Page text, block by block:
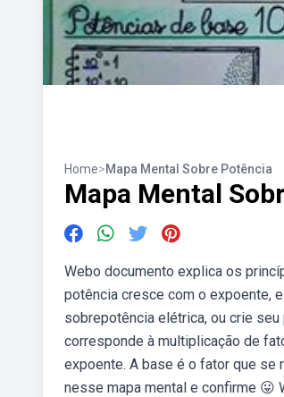
Home>Mapa Mental Sobre Potência
Mapa Mental
Webo documento explica os
potência cresce com o expoente,
sobrepotência elétrica, ou crie
corresponde à multiplicação de
expoente. A base é o fator que se
nesse mapa mental e confirme 😛